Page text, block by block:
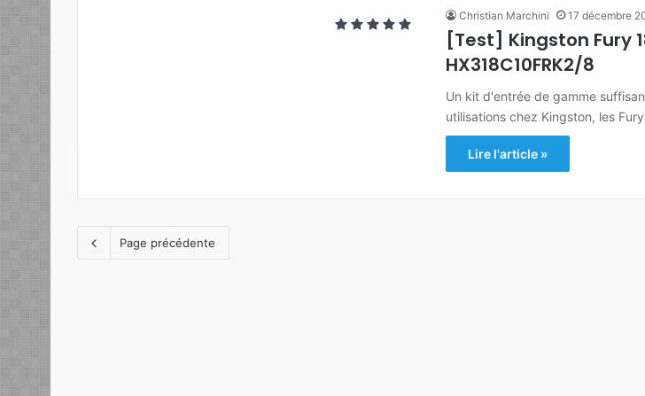
Christian Marchini 17 décembre
[Test] Kingston Fury
HX318C10FRK2/8
Un kit d'entrée de gamme
utilisations chez Kingston, les
Lire l'article »
Page précédente